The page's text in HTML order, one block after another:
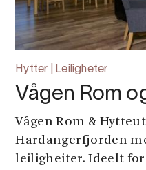
Hytter | Leiligheter
Vågen Rom
Vågen Rom &
Hardangerfjorden
leiligheiter. Ideelt